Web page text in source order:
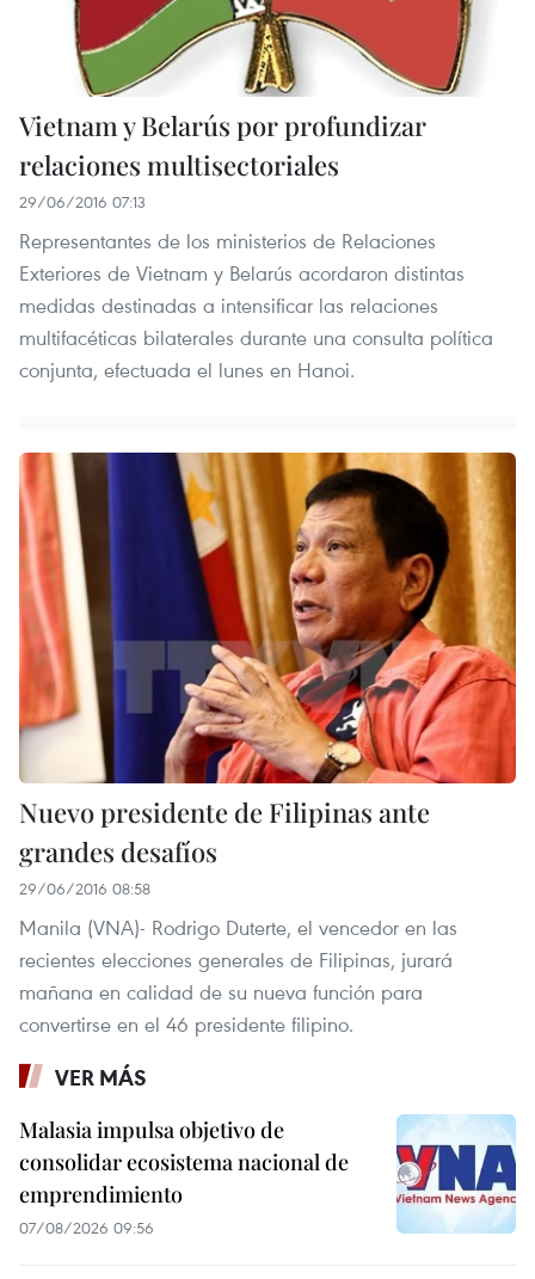
Vietnam y Belarús por profundizar
relaciones multisectoriales
29/06/2016 07:13
Representantes de los ministerios de Relaciones
Exteriores de Vietnam y Belarús acordaron distintas
medidas destinadas a intensificar las relaciones
multifacéticas bilaterales durante una consulta política
conjunta, efectuada el lunes en Hanoi.
Nuevo presidente de Filipinas ante
grandes desafíos
29/06/2016 08:58
Manila​ (VNA)- Rodrigo Duterte, el vencedor en las
recientes elecciones generales de Filipinas, jurará
mañana en calidad de su nueva función para
convertirse en el 46 presidente filipino.
VER MÁS
Malasia impulsa objetivo de
consolidar ecosistema nacional de
emprendimiento
07/08/2026 09:56